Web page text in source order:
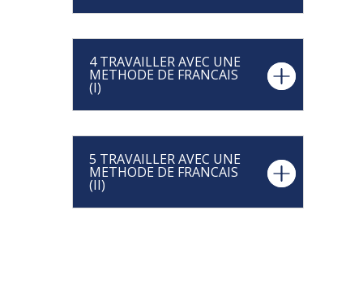
4 TRAVAILLER AVEC UNE
METHODE DE FRANCAIS
(I)
5 TRAVAILLER AVEC UNE
METHODE DE FRANCAIS
(II)